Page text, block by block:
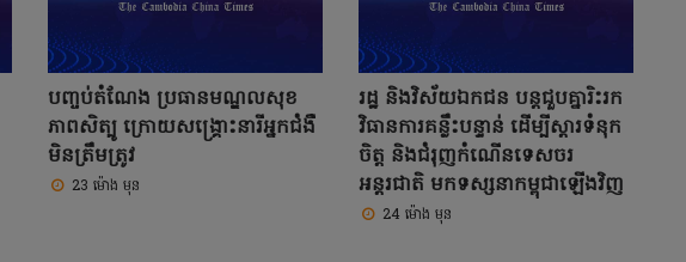
បញ្ចប់តំណែង ប្រធានមណ្ឌលសុខ
ភាពសិត្បូ ក្រោយសង្គ្រោះនារីអ្នកជំងឺ
មិនត្រឹមត្រូវ
23 ម៉ោង មុន
រដ្ឋ និងវិស័យឯកជន បន្តជួបគ្នារិះរក
វិធានការគន្លឹះបន្ទាន់ ដើម្បីស្តារទំនុក
ចិត្ត និងជំរុញកំណើនទេសចរ
អន្តរជាតិ មកទស្សនាកម្ពុជាឡើងវិញ
24 ម៉ោង មុន